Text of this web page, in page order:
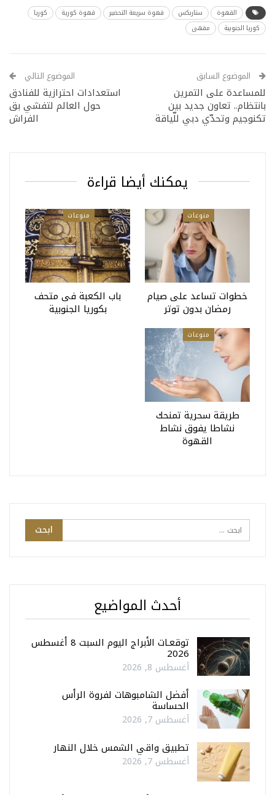
القهوة ستاربكس قهوة سريعة التحضير قهوة كورية
كوريا
كوريا الجنوبية
مقهى
الموضوع السابق
للمساعدة على التمرين
بانتظام.. تعاون جديد بين
تكنوجيم وتحدّي دبي للّياقة
الموضوع التالي
استعدادات احترازية للفنادق
حول العالم لتفشي بق
الفراش
يمكنك أيضا قراءة
منوعات
خطوات تساعد على صيام
رمضان بدون توتر
منوعات
باب الكعبة فى متحف
بكوريا الجنوبية
منوعات
طريقة سحرية تمنحك
نشاطا يفوق نشاط
القهوة
أحدث المواضيع
توقعـات الأبراج اليوم السبت 8 أغسطس
2026
أغسطس 8, 2026
أفضل الشامبوهات لفروة الرأس
الحساسة
أغسطس 7, 2026
تطبيق واقي الشمس خلال النهار
أغسطس 7, 2026